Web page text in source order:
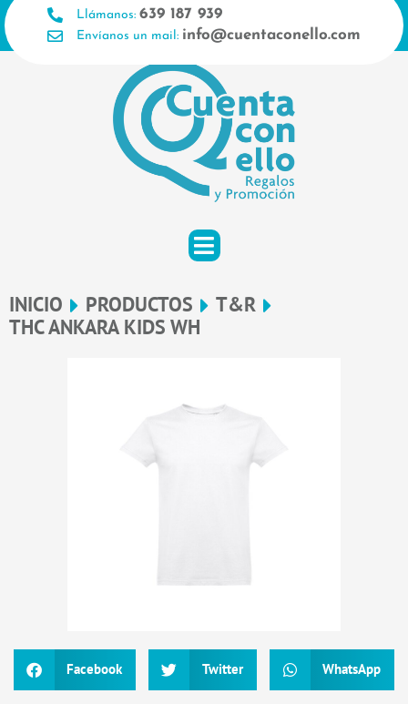
Ir
al
contenido
Llámanos: 639 187 939
Envíanos un mail: info@cuentaconello.com
INICIO PRODUCTOS
T&R
THC ANKARA KIDS WH
Facebook Twitter WhatsApp